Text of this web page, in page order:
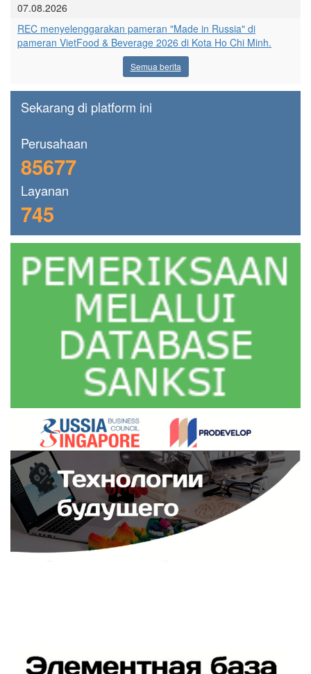
07.08.2026
REC menyelenggarakan pameran "Made in Russia" di
pameran VietFood & Beverage 2026 di Kota Ho Chi Minh.
Semua berita
Sekarang di platform ini
Perusahaan
85677
Layanan
745